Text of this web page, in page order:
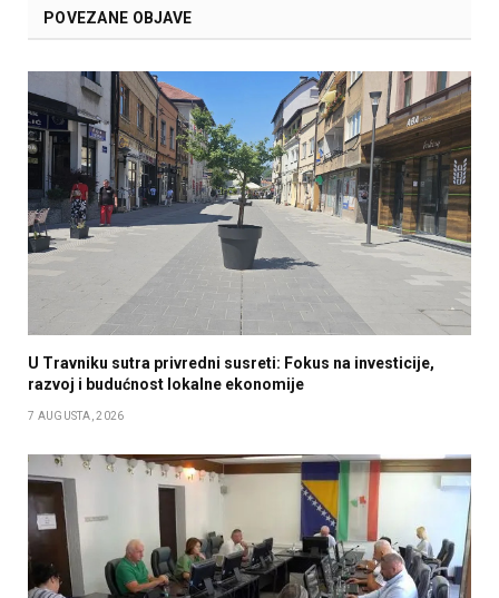
POVEZANE OBJAVE
U Travniku sutra privredni susreti: Fokus na investicije,
razvoj i budućnost lokalne ekonomije
7 AUGUSTA, 2026